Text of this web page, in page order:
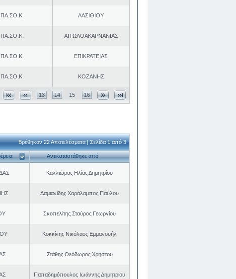
ΠΑ.ΣΟ.Κ. ΛΑΣΙΘΙΟΥ
ΠΑ.ΣΟ.Κ. ΑΙΤΩΛΟΑΚΑΡΝΑΝΙΑΣ
ΠΑ.ΣΟ.Κ. ΕΠΙΚΡΑΤΕΙΑΣ
ΠΑ.ΣΟ.Κ. ΚΟΖΑΝΗΣ
13 14 15 16
Βρέθηκαν 22 Αποτελέσματα | Σελίδα 1 από 3
Αντικαταστάθηκε από
Καλλιώρας Ηλίας Δημητρίου
Δαμιανίδης Χαράλαμπος Παύλου
Σκοπελίτης Σταύρος Γεωργίου
Κοκκίνης Νικόλαος Εμμανουήλ
Στάθης Θεόδωρος Χρήστου
Παπαδημόπουλος Ιωάννης Δημητρίου